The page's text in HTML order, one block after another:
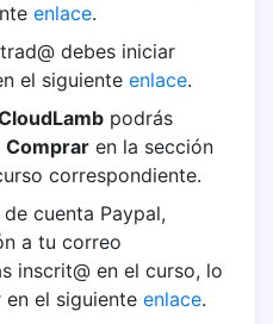
enlace.
debes iniciar
el siguiente enlace.
podrás
Comprar en la sección
correspondiente.
cuenta Paypal,
a tu correo
inscrit@ en el curso, lo
el siguiente enlace.